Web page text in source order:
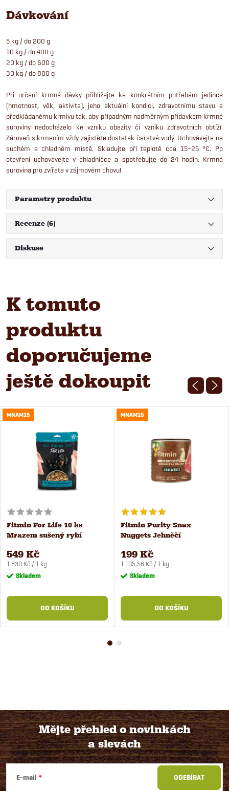
Dávkování
5 kg / do 200 g
10 kg / do 400 g
20 kg / do 600 g
30 kg / do 800 g
Při určení krmné dávky přihlížejte ke konkrétním potřebám jedince
(hmotnost, věk, aktivita), jeho aktuální kondici, zdravotnímu stavu a
předkládanému krmivu tak, aby případným nadměrným přídavkem krmné
suroviny nedocházelo ke vzniku obezity či vzniku zdravotních obtíží.
Zároveň s krmením vždy zajistěte dostatek čerstvé vody. Uchovávejte na
suchém a chladném místě. Skladujte při teplotě cca 15–25 °C. Po
otevření uchovávejte v chladničce a spotřebujte do 24 hodin. Krmná
surovina pro zvířata v zájmovém chovu!
Parametry produktu
Recenze (6)
Diskuse
K tomuto
produktu
doporučujeme
ještě dokoupit
MNAM15
Fitmin For Life 10 ks
Mrazem sušený rybí
549 Kč
Měrná
cena:
1 830 Kč / 1 kg
Skladem
DO KOŠÍKU
MNAM15
Fitmin Purity Snax
Nuggets Jehněčí
199 Kč
Měrná
cena:
1 105,56 Kč / 1 kg
Skladem
DO KOŠÍKU
Z
á
Mějte přehled o novinkách
a slevách
E-mail ODEBÍRAT